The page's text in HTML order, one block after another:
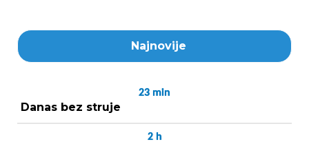
Najnovije
23 min
Danas bez struje
2 h